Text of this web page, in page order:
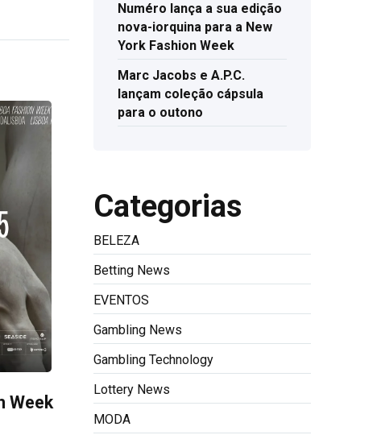
Week
Numéro lança a sua edição
nova-iorquina para a New
York Fashion Week
Marc Jacobs e A.P.C.
lançam coleção cápsula
para o outono
Categorias
BELEZA
Betting News
EVENTOS
Gambling News
Gambling Technology
Lottery News
MODA